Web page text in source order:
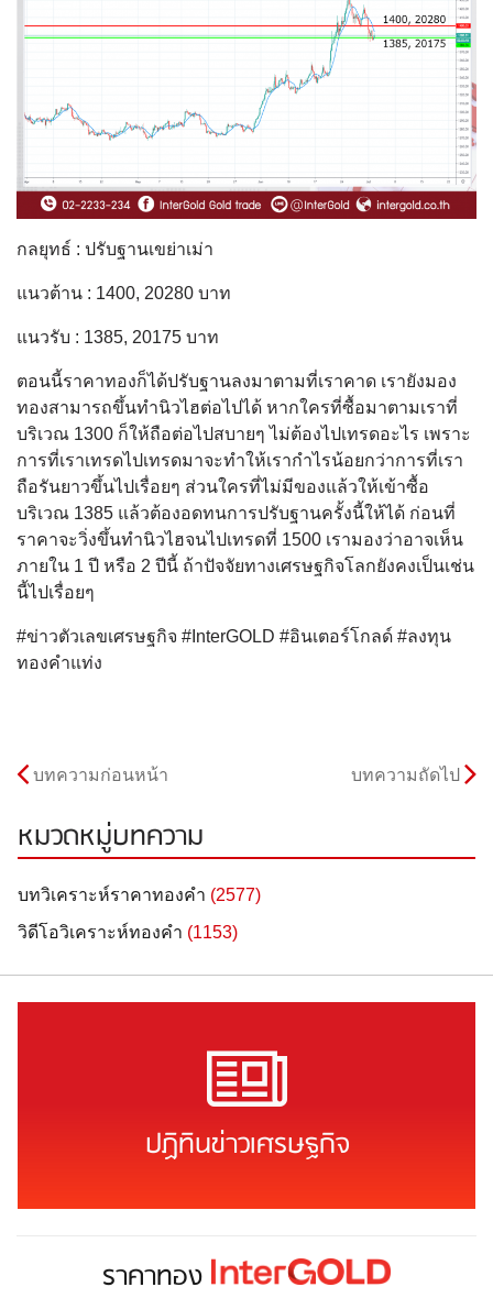
กลยุทธ์ : ปรับฐานเขย่าเม่า
แนวต้าน : 1400, 20280 บาท
แนวรับ : 1385, 20175 บาท
ตอนนี้ราคาทองก็ได้ปรับฐานลงมาตามที่เราคาด เรายังมอง
ทองสามารถขึ้นทำนิวไฮต่อไปได้ หากใครที่ซื้อมาตามเราที่
บริเวณ 1300 ก็ให้ถือต่อไปสบายๆ ไม่ต้องไปเทรดอะไร เพราะ
การที่เราเทรดไปเทรดมาจะทำให้เรากำไรน้อยกว่าการที่เรา
ถือรันยาวขึ้นไปเรื่อยๆ ส่วนใครที่ไม่มีของแล้วให้เข้าซื้อ
บริเวณ 1385 แล้วต้องอดทนการปรับฐานครั้งนี้ให้ได้ ก่อนที่
ราคาจะวิ่งขึ้นทำนิวไฮจนไปเทรดที่ 1500 เรามองว่าอาจเห็น
ภายใน 1 ปี หรือ 2 ปีนี้ ถ้าปัจจัยทางเศรษฐกิจโลกยังคงเป็นเช่น
นี้ไปเรื่อยๆ
#ข่าวตัวเลขเศรษฐกิจ #InterGOLD #อินเตอร์โกลด์ #ลงทุน
ทองคำแท่ง
บทความก่อนหน้า บทความถัดไป
หมวดหมู่บทความ
บทวิเคราะห์ราคาทองคำ (2577)
วิดีโอวิเคราะห์ทองคำ (1153)
ปฏิทินข่าวเศรษฐกิจ
ราคาทอง